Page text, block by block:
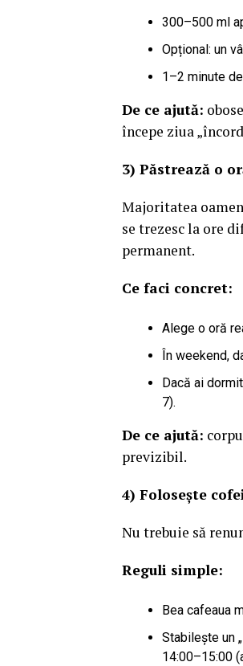
300–500 ml
Opțional: un
1–2 minute
De ce ajută:
începe ziua
3) Păstrează o
Majoritatea
se trezesc la ore
permanent.
Ce faci concret:
Alege o oră
În weekend,
Dacă ai
7).
De ce ajută:
previzibil.
4) Folosește
Nu trebuie să
Reguli simple:
Bea cafeaua
Stabilește un
14:00–15:00